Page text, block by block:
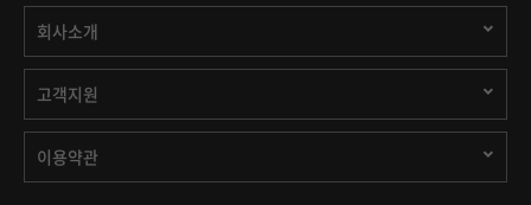
회사소개
고객지원
이용약관